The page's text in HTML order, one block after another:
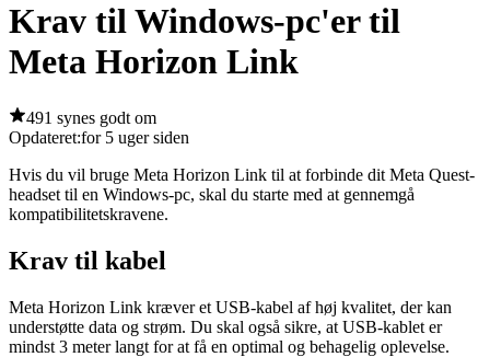
Krav til Windows-pc'er til
Meta Horizon Link
491 synes godt om
Opdateret:for 5 uger siden
Hvis du vil bruge Meta Horizon Link til at forbinde dit Meta Quest-
headset til en Windows-pc, skal du starte med at gennemgå
kompatibilitetskravene.
Krav til kabel
Meta Horizon Link kræver et USB-kabel af høj kvalitet, der kan
understøtte data og strøm. Du skal også sikre, at USB-kablet er
mindst 3 meter langt for at få en optimal og behagelig oplevelse.